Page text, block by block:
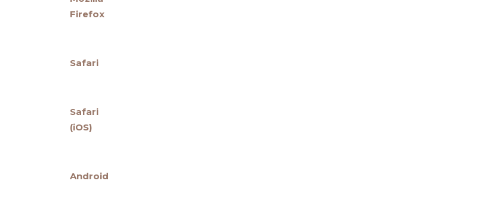
Firefox
Safari
Safari
(iOS)
Android